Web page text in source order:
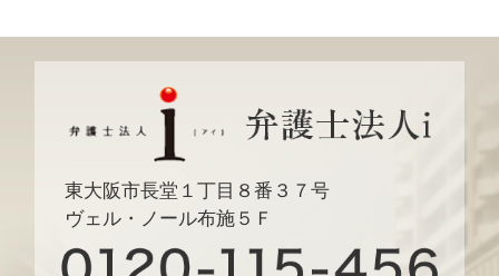
東大阪市長堂１丁目８番３７号
ヴェル・ノール布施５Ｆ